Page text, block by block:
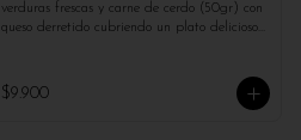
verduras frescas y carne de cerdo (50gr) con
queso derretido cubriendo un plato delicioso
$9.900